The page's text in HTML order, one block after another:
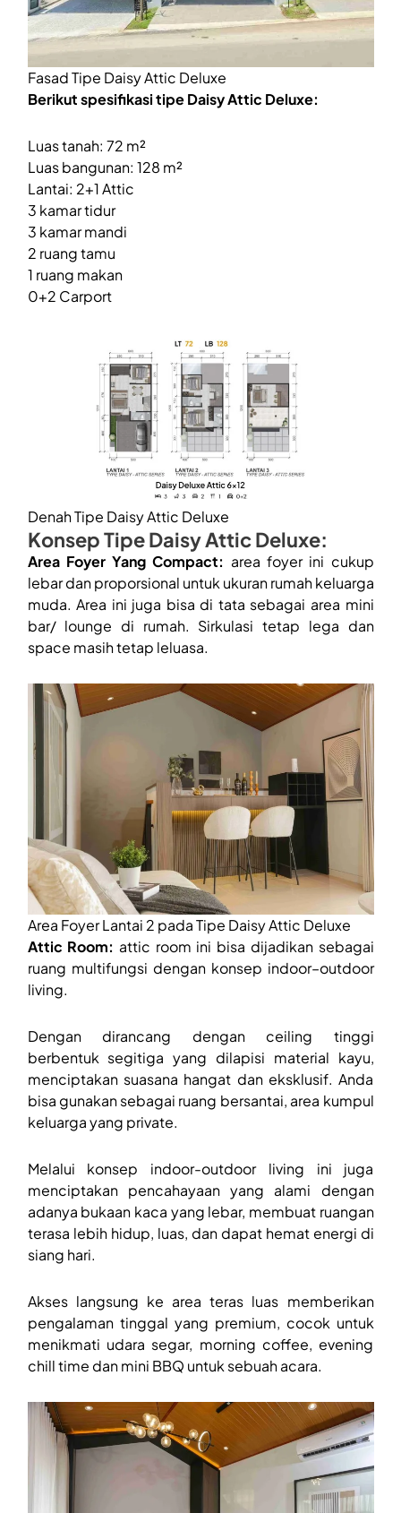
Fasad Tipe Daisy Attic Deluxe
Berikut spesifikasi tipe Daisy Attic Deluxe:
Luas tanah: 72 m²
Luas bangunan: 128 m²
Lantai: 2+1 Attic
3 kamar tidur
3 kamar mandi
2 ruang tamu
1 ruang makan
0+2 Carport
Denah Tipe Daisy Attic Deluxe
Konsep Tipe Daisy Attic Deluxe:
Area Foyer Yang Compact: area foyer ini cukup
lebar dan proporsional untuk ukuran rumah keluarga
muda. Area ini juga bisa di tata sebagai area mini
bar/ lounge di rumah. Sirkulasi tetap lega dan
space masih tetap leluasa.
Area Foyer Lantai 2 pada Tipe Daisy Attic Deluxe
Attic Room: attic room ini bisa dijadikan sebagai
ruang multifungsi dengan konsep indoor–outdoor
living.
Dengan dirancang dengan ceiling tinggi
berbentuk segitiga yang dilapisi material kayu,
menciptakan suasana hangat dan eksklusif. Anda
bisa gunakan sebagai ruang bersantai, area kumpul
keluarga yang private.
Melalui konsep indoor-outdoor living ini juga
menciptakan pencahayaan yang alami dengan
adanya bukaan kaca yang lebar, membuat ruangan
terasa lebih hidup, luas, dan dapat hemat energi di
siang hari.
Akses langsung ke area teras luas memberikan
pengalaman tinggal yang premium, cocok untuk
menikmati udara segar, morning coffee, evening
chill time dan mini BBQ untuk sebuah acara.